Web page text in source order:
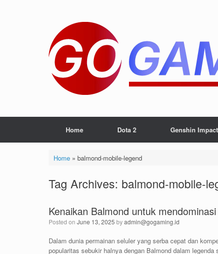
Home Dota 2 Genshin Impact
Home» balmond-mobile-legend
Tag Archives: balmond-mobile-
Kenaikan Balmond untuk
Posted on June 13, 2025 byadmin@gogaming.id
Dalam dunia permainan seluler yang serba cepat dan
popularitas sebukir halnya dengan Balmond dalam